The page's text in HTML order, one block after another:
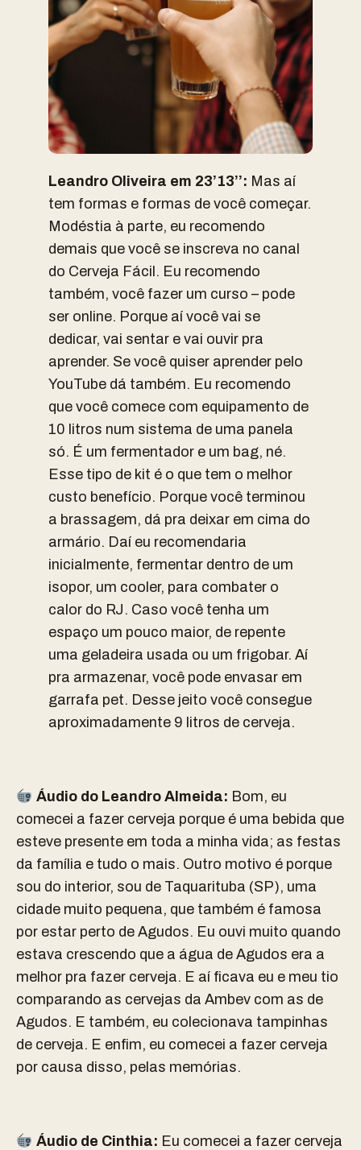
Leandro Oliveira em 23’13’’: Mas aí
tem formas e formas de você começar.
Modéstia à parte, eu recomendo
demais que você se inscreva no canal
do Cerveja Fácil. Eu recomendo
também, você fazer um curso – pode
ser online. Porque aí você vai se
dedicar, vai sentar e vai ouvir pra
aprender. Se você quiser aprender pelo
YouTube dá também. Eu recomendo
que você comece com equipamento de
10 litros num sistema de uma panela
só. É um fermentador e um bag, né.
Esse tipo de kit é o que tem o melhor
custo benefício. Porque você terminou
a brassagem, dá pra deixar em cima do
armário. Daí eu recomendaria
inicialmente, fermentar dentro de um
isopor, um cooler, para combater o
calor do RJ. Caso você tenha um
espaço um pouco maior, de repente
uma geladeira usada ou um frigobar. Aí
pra armazenar, você pode envasar em
garrafa pet. Desse jeito você consegue
aproximadamente 9 litros de cerveja.
Áudio do Leandro Almeida: Bom, eu
comecei a fazer cerveja porque é uma bebida que
esteve presente em toda a minha vida; as festas
da família e tudo o mais. Outro motivo é porque
sou do interior, sou de Taquarituba (SP), uma
cidade muito pequena, que também é famosa
por estar perto de Agudos. Eu ouvi muito quando
estava crescendo que a água de Agudos era a
melhor pra fazer cerveja. E aí ficava eu e meu tio
comparando as cervejas da Ambev com as de
Agudos. E também, eu colecionava tampinhas
de cerveja. E enfim, eu comecei a fazer cerveja
por causa disso, pelas memórias.
Áudio de Cinthia: Eu comecei a fazer cerveja